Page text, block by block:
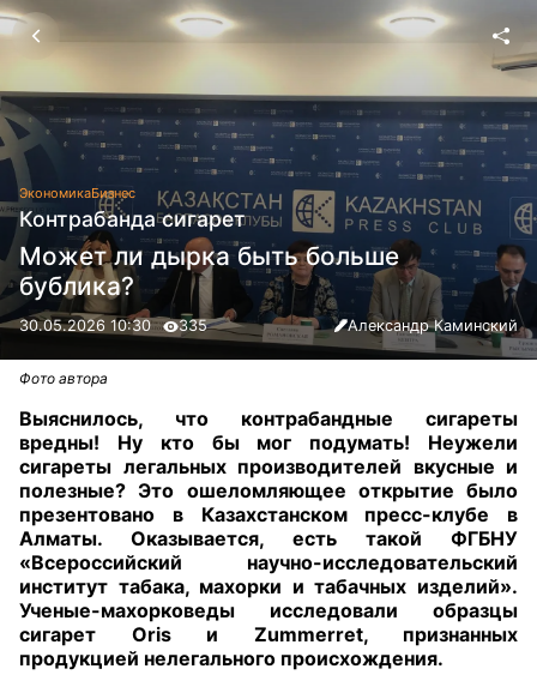
ЭкономикаБизнес
Контрабанда сигарет
Может ли дырка быть больше
бублика?
30.05.2026 10:30 335 Александр Каминский
Фото автора
Выяснилось, что контрабандные сигареты
вредны! Ну кто бы мог подумать! Неужели
сигареты легальных производителей вкусные и
полезные? Это ошеломляющее открытие было
презентовано в Казахстанском пресс-клубе в
Алматы. Оказывается, есть такой ФГБНУ
«Всероссийский научно-исследовательский
институт табака, махорки и табачных изделий».
Ученые-махорковеды исследовали образцы
сигарет Oris и Zummerret, признанных
продукцией нелегального происхождения.